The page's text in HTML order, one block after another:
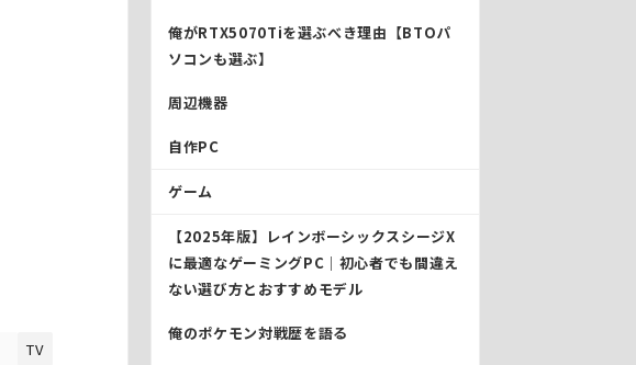
TV
俺がRTX5070Tiを選ぶべき理由【BTOパ
ソコンも選ぶ】
周辺機器
自作PC
ゲーム
【2025年版】レインボーシックスシージX
に最適なゲーミングPC｜初心者でも間違え
ない選び方とおすすめモデル
俺のポケモン対戦歴を語る